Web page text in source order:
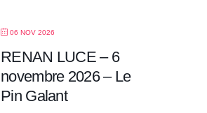
06 NOV 2026
RENAN LUCE – 6
novembre 2026 – Le
Pin Galant